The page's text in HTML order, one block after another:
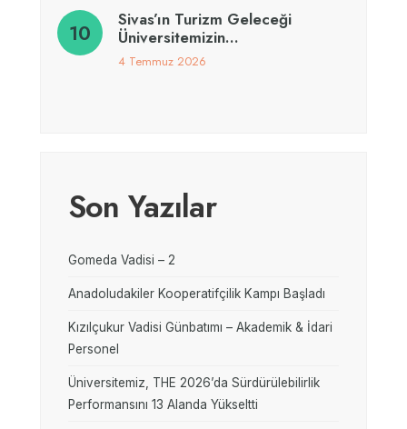
Sivas’ın Turizm Geleceği
Üniversitemizin…
4 Temmuz 2026
Son Yazılar
Gomeda Vadisi – 2
Anadoludakiler Kooperatifçilik Kampı Başladı
Kızılçukur Vadisi Günbatımı – Akademik & İdari
Personel
Üniversitemiz, THE 2026’da Sürdürülebilirlik
Performansını 13 Alanda Yükseltti